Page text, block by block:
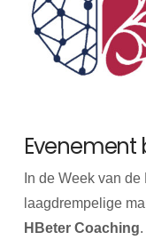
Evenement
In de Week van
laagdrempelige
HBeter Coaching.